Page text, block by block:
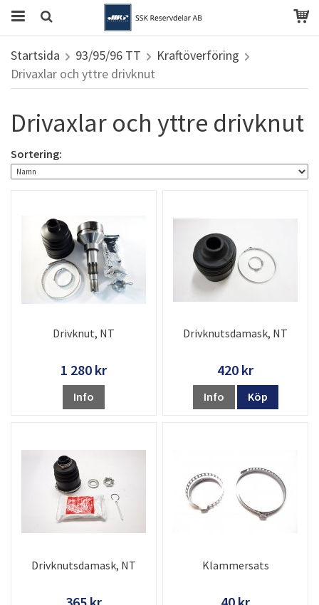
Startsida 93/95/96 TT
Kraftöverföring
Drivaxlar och yttre drivknut
Drivaxlar och yttre drivknut
Sortering:
Drivknut, NT
1 280 kr
Info
Drivknutsdamask, NT
420 kr
Info Köp
Drivknutsdamask, NT Klammersats